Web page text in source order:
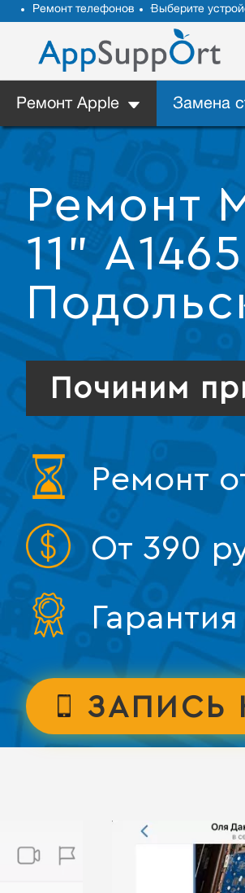
Ремонт телефонов Выберите
Ремонт Apple Замена
Ремонт
11"
Починим
Ремонт
От 390
ЗАПИСЬ